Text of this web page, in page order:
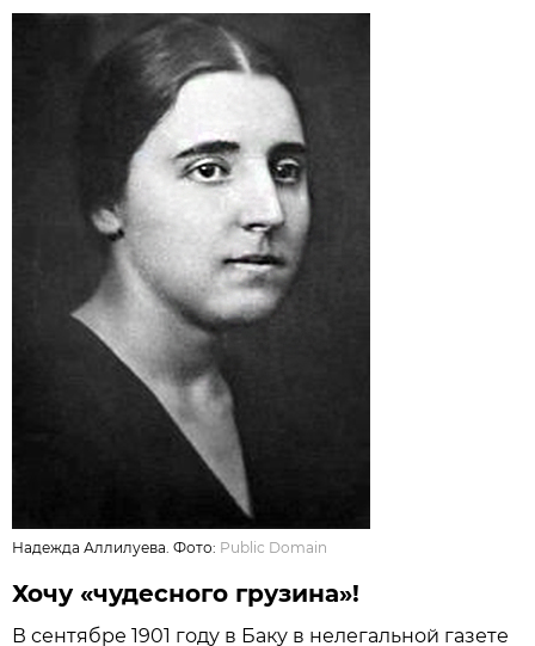
Надежда Аллилуева. Фото: Public Domain
Хочу «чудесного грузина»!
В сентябре 1901 году в Баку в нелегальной газете